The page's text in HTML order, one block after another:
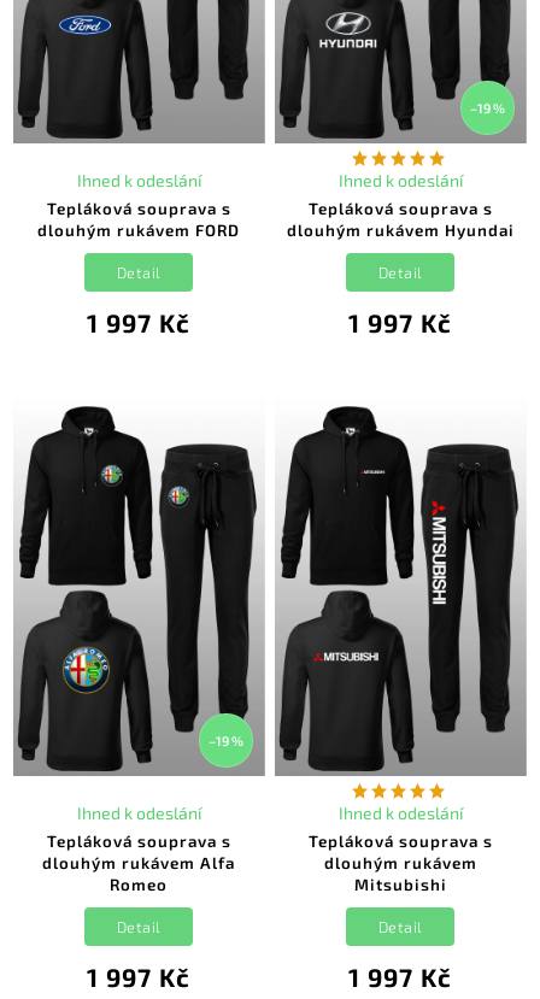
Tepláková souprava s
dlouhým rukávem FORD
Ihned k odeslání
1 997 Kč
Detail
–19 %
Tepláková souprava s
dlouhým rukávem Hyundai
Ihned k odeslání
1 997 Kč
Detail
–19 %
Tepláková souprava s
dlouhým rukávem Alfa
Romeo
Ihned k odeslání
1 997 Kč
Detail
Tepláková souprava s
dlouhým rukávem
Mitsubishi
Ihned k odeslání
1 997 Kč
Detail